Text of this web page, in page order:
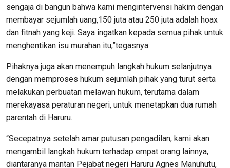
sengaja di bangun bahwa kami mengintervensi hakim dengan
membayar sejumlah uang,150 juta atau 250 juta adalah hoax
dan fitnah yang keji. Saya ingatkan kepada semua pihak untuk
menghentikan isu murahan itu,”tegasnya.
Pihaknya juga akan menempuh langkah hukum selanjutnya
dengan memproses hukum sejumlah pihak yang turut serta
melakukan perbuatan melawan hukum, terutama dalam
merekayasa peraturan negeri, untuk menetapkan dua rumah
parentah di Haruru.
“Secepatnya setelah amar putusan pengadilan, kami akan
mengambil langkah hukum terhadap empat orang lainnya,
diantaranya mantan Pejabat negeri Haruru Agnes Manuhutu,